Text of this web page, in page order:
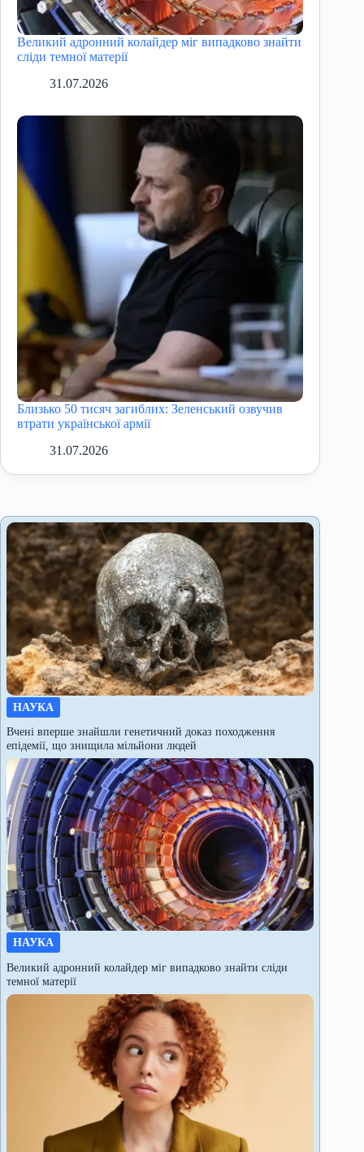
Великий адронний колайдер міг випадково знайти
сліди темної матерії
31.07.2026
Близько 50 тисяч загиблих: Зеленський озвучив
втрати української армії
31.07.2026
НАУКА
Вчені вперше знайшли генетичний доказ походження
епідемії, що знищила мільйони людей
НАУКА
Великий адронний колайдер міг випадково знайти сліди
темної матерії